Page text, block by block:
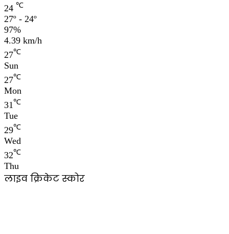
24 ℃
27º - 24º
97%
4.39 km/h
27℃
Sun
27℃
Mon
31℃
Tue
29℃
Wed
32℃
Thu
लाइव क्रिकेट स्कोर